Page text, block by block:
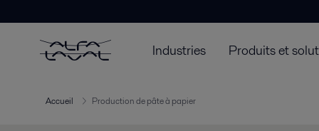
Industries Produits et
Accueil Production de pâte à papier